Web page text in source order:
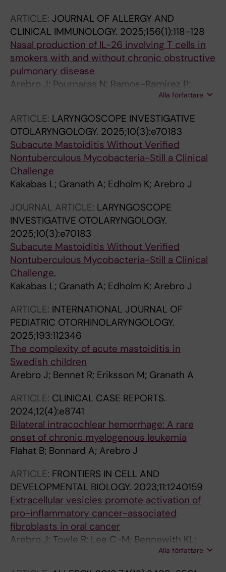
ARTICLE: JOURNAL OF ALLERGY AND
CLINICAL IMMUNOLOGY. 2025;156(1):118-128
Nasal production of IL-26 involving T cells in
smokers with and without chronic obstructive
pulmonary disease
Arebro J; Pournaras N; Ramos-Ramirez P;
Cardenas EI; Bandeira E; Che KF; Brundin B;
M; Linden A
Alla författare
ARTICLE: LARYNGOSCOPE INVESTIGATIVE
OTOLARYNGOLOGY. 2025;10(3):e70183
Subacute Mastoiditis Without Verified
Nontuberculous Mycobacteria-Still a Clinical
Challenge
Kakabas L; Granath A; Edholm K; Arebro J
JOURNAL ARTICLE: LARYNGOSCOPE
INVESTIGATIVE OTOLARYNGOLOGY.
2025;10(3):e70183
Subacute Mastoiditis Without Verified
Nontuberculous Mycobacteria-Still a Clinical
Challenge.
Kakabas L; Granath A; Edholm K; Arebro J
ARTICLE: INTERNATIONAL JOURNAL OF
PEDIATRIC OTORHINOLARYNGOLOGY.
2025;193:112346
The complexity of acute mastoiditis in
Swedish children
Arebro J; Bennet R; Eriksson M; Granath A
ARTICLE: CLINICAL CASE REPORTS.
2024;12(4):e8741
Bilateral intracochlear hemorrhage: A rare
onset of chronic myelogenous leukemia
Flahat B; Bonnard A; Arebro J
ARTICLE: FRONTIERS IN CELL AND
DEVELOPMENTAL BIOLOGY. 2023;11:1240159
Extracellular vesicles promote activation of
pro-inflammatory cancer-associated
fibroblasts in oral cancer
Arebro J; Towle R; Lee C-M; Bennewith KL;
Alla författare